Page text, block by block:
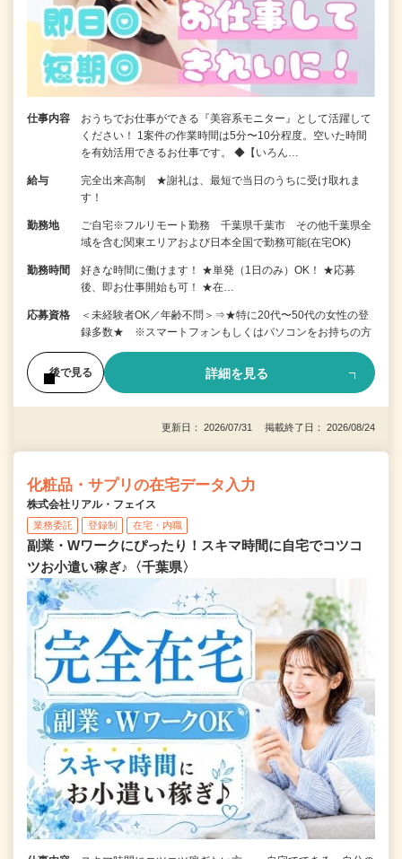
仕事内容
おうちでお仕事ができる『美容系モニター』として活躍して
ください！ 1案件の作業時間は5分〜10分程度。空いた時間
を有効活用できるお仕事です。 ◆【いろん…
給与
完全出来高制 ★謝礼は、最短で当日のうちに受け取れま
す！
勤務地
ご自宅※フルリモート勤務 千葉県千葉市 その他千葉県全
域を含む関東エリアおよび日本全国で勤務可能(在宅OK)
勤務時間
好きな時間に働けます！ ★単発（1日のみ）OK！ ★応募
後、即お仕事開始も可！ ★在…
応募資格
＜未経験者OK／年齢不問＞⇒★特に20代〜50代の女性の登
録多数★ ※スマートフォンもしくはパソコンをお持ちの方
後で見る 詳細を見る
更新日： 2026/07/31 掲載終了日： 2026/08/24
化粧品・サプリの在宅データ入力
株式会社リアル・フェイス
業務委託 登録制 在宅・内職
副業・Wワークにぴったり！スキマ時間に自宅でコツコ
ツお小遣い稼ぎ♪〈千葉県〉